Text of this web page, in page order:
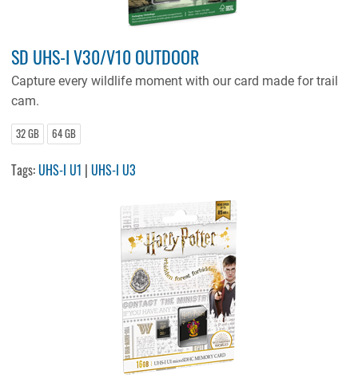
SD UHS-I V30/V10 OUTDOOR
Capture every wildlife moment with our card made for trail
cam.
32 GB 64 GB
Tags:UHS-I U1 |UHS-I U3